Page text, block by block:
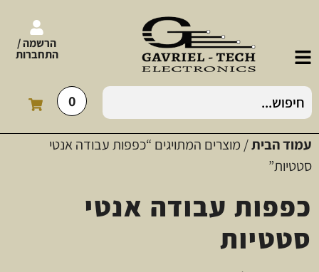
הרשמה /
התחברות
0
עמוד הבית/ מוצרים המתויגים “כפפות עבודה אנטי
סטטיות”
כפפות עבודה אנטי
סטטיות